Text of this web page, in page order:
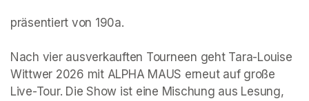
präsentiert von 190a.
Nach vier ausverkauften Tourneen geht Tara-Louise
Wittwer 2026 mit ALPHA MAUS erneut auf große
Live-Tour. Die Show ist eine Mischung aus Lesung,